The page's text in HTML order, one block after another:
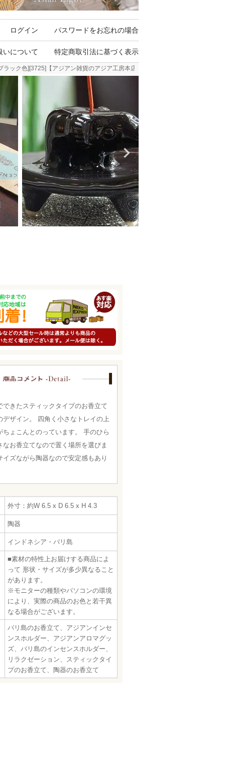
ログイン パスワードをお忘れの場合
いについて 特定商取引法に基づく表示
ック色][3725]【アジアン雑貨のアジア工房本店】
できたスティックタイプのお香立て
デザイン。 四角く小さなトレイの上
ちょこんとのっています。 手のひら
なお香立てなので置く場所を選びま
イズながら陶器なので安定感もあり
外寸：約W 6.5 x D 6.5 x H 4.3
陶器
インドネシア・バリ島
■素材の特性上お届けする商品によ
って 形状・サイズが多少異なること
があります。
※モニターの種類やパソコンの環境
により、実際の商品のお色と若干異
なる場合がございます。
バリ島のお香立て、アジアンインセ
ンスホルダー、アジアンアロマグッ
ズ、バリ島のインセンスホルダー、
リラクゼーション、スティックタイ
プのお香立て、陶器のお香立て